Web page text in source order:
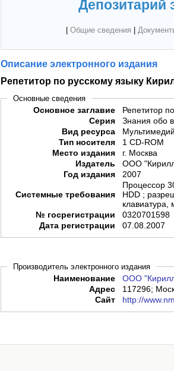
Депозитарий
Общие сведения
Описание электронного издания
Репетитор по русскому языку
Основные сведения
Основное заглавие
Репетитор
Серия
Знания обо
Вид ресурса
Тип носителя
1 CD-ROM
Место издания
г. Москва
Издатель
ООО
Год издания
2007
Системные требования
Процессор
HDD ;
№ госрегистрации
0320701598
Дата регистрации
07.08.2007
Производитель электронного издания
Наименование
ООО
Адрес
117296;
Сайт
http://